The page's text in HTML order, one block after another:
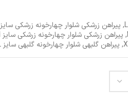
, پیراهن زرشکی شلوار چهارخونه زرشکی سایز L
, پیراهن زرشکی شلوار چهارخونه زرشکی سایز M
, پیراهن گلبهی شلوار چهارخونه گلبهی سایز XL